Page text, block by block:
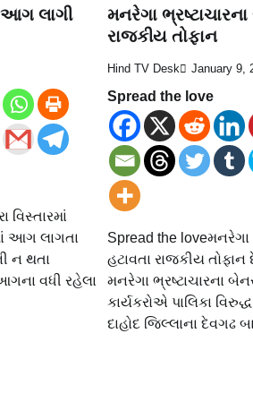
આગ લાગી
વિસ્તારમાં
આગ લાગતા
ન થતા
વધી રહેલા
મનરેગા
રાજકીય તોફાન
Hind TV Desk January 9,
Spread the love
Spread the loveમનરેગા
હટાવતા રાજકીય તોફાન
મનરેગા ભ્રષ્ટાચારના
કાર્યકરોએ પાલિકા
દાહોદ જિલ્લાના દેવગઢ